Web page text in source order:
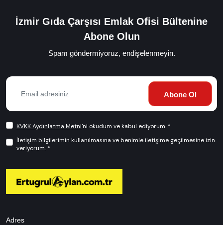
İzmir Gıda Çarşısı Emlak Ofisi Bültenine
Abone Olun
Spam göndermiyoruz, endişelenmeyin.
Abone Ol
KVKK Aydınlatma Metni'ni okudum ve kabul ediyorum. *
İletişim bilgilerimin kullanılmasına ve benimle iletişime geçilmesine izin
veriyorum. *
Adres